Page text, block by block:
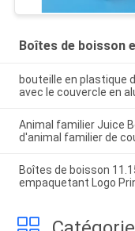
Boîtes de boisson
bouteille en plastique
avec le couvercle en
Animal familier Juice
d'animal familier de
Boîtes de boisson
empaquetant Logo